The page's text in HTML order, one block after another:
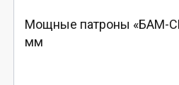
Мощные патроны «БАМ-
мм